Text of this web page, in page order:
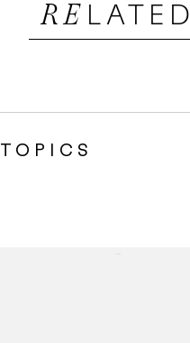
RE LATED
TOPICS